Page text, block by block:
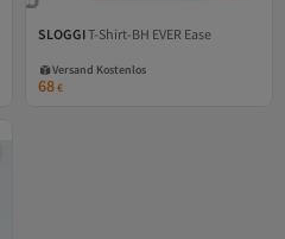
SLOGGIT-Shirt-BH EVER Ease
Versand Kostenlos
Gratis Versand
Versand Kostenlos
68€